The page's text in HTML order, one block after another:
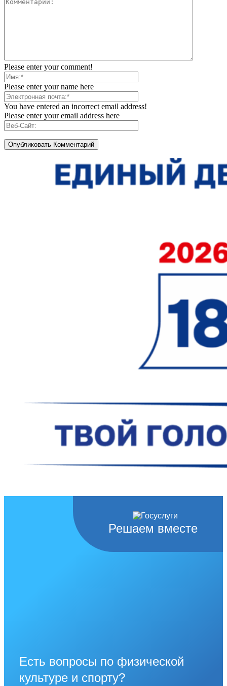
Please enter your comment!
Please enter your name here
You have entered an incorrect email address!
Please enter your email address here
Решаем вместе
Есть вопросы по физической
культуре и спорту?